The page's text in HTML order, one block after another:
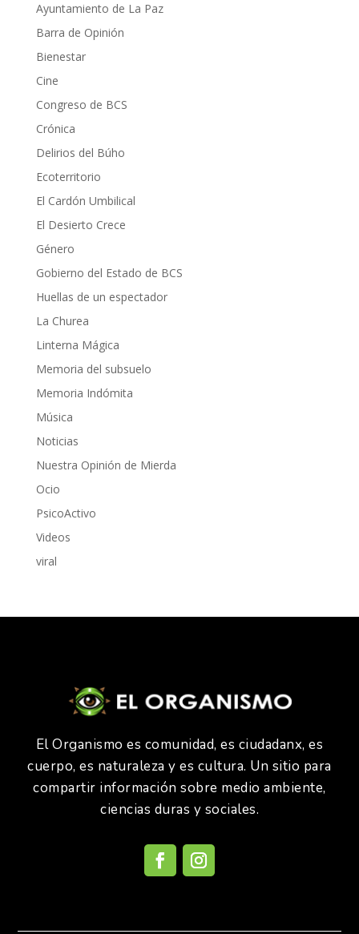
Ayuntamiento de La Paz
Barra de Opinión
Bienestar
Cine
Congreso de BCS
Crónica
Delirios del Búho
Ecoterritorio
El Cardón Umbilical
El Desierto Crece
Género
Gobierno del Estado de BCS
Huellas de un espectador
La Churea
Linterna Mágica
Memoria del subsuelo
Memoria Indómita
Música
Noticias
Nuestra Opinión de Mierda
Ocio
PsicoActivo
Videos
viral
El Organismo es comunidad, es ciudadanx, es
cuerpo, es naturaleza y es cultura. Un sitio para
compartir información sobre medio ambiente,
ciencias duras y sociales.